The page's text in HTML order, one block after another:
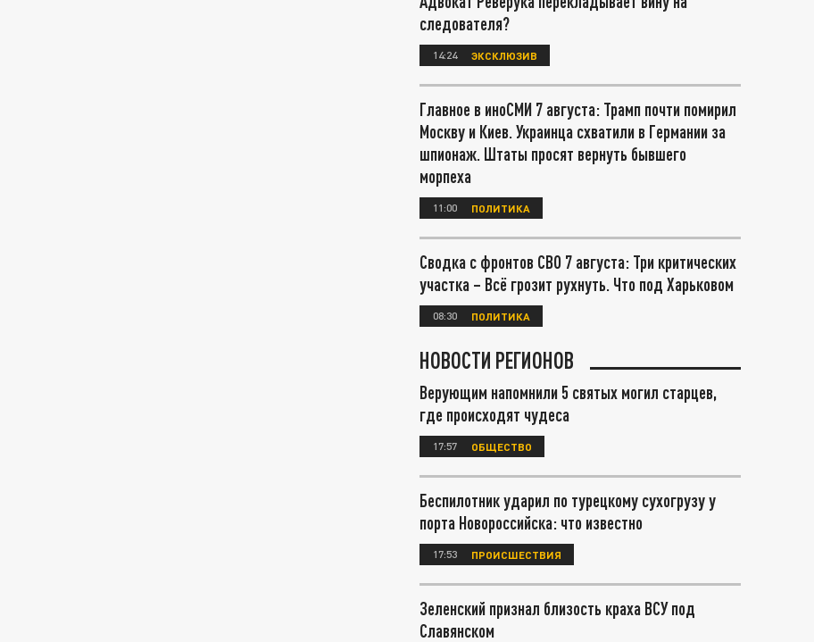
следователя?
14:24 ЭКСКЛЮЗИВ
Главное в иноСМИ 7 августа: Трамп почти помирил
Москву и Киев. Украинца схватили в Германии за
шпионаж. Штаты просят вернуть бывшего
морпеха
11:00 ПОЛИТИКА
Сводка с фронтов СВО 7 августа: Три критических
участка – Всё грозит рухнуть. Что под Харьковом
08:30 ПОЛИТИКА
НОВОСТИ РЕГИОНОВ
Верующим напомнили 5 святых могил старцев,
где происходят чудеса
17:57 ОБЩЕСТВО
Беспилотник ударил по турецкому сухогрузу у
порта Новороссийска: что известно
17:53 ПРОИСШЕСТВИЯ
Зеленский признал близость краха ВСУ под
Славянском